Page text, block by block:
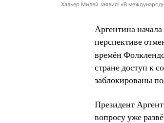
Хавьер Милей заявил: «В
Аргентина
перспективе
времён
стране доступ к
заблокированы
Президент
вопросу уже